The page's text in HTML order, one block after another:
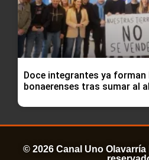
Doce integrantes ya forman
bonaerenses tras sumar al
© 2026 Canal Uno